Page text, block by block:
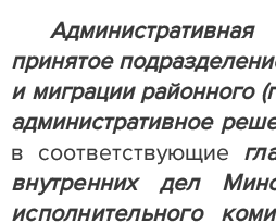
принятое
и миграции районного
административное
в соответствующие
внутренних дел
исполнительного